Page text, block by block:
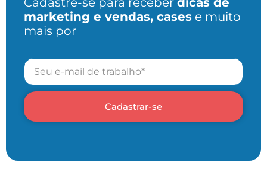
marketing e vendas, cases e muito
mais por
Cadastrar-se